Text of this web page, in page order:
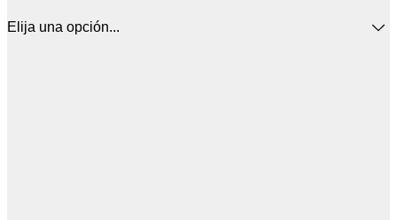
Elija una opción...